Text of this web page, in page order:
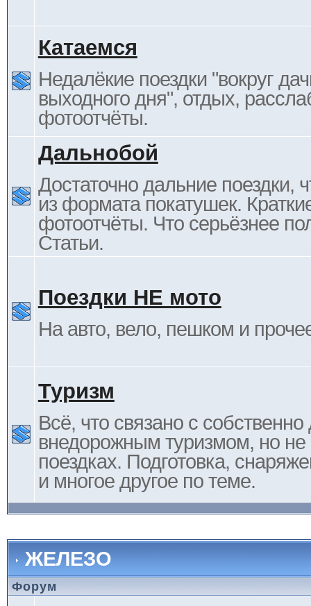
Катаемся
Недалёкие поездки "вокруг
выходного дня", отдых,
фотоотчёты.
Дальнобой
Достаточно дальние поездки,
из формата покатушек.
фотоотчёты. Что серьёзнее
Статьи.
Поездки НЕ мото
На авто, вело, пешком и
Туризм
Всё, что связано с
внедорожным туризмом, но не
поездках. Подготовка,
и многое другое по теме.
ЖЕЛЕЗО
Форум